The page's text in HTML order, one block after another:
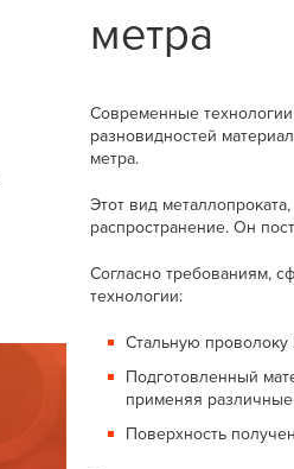
метра
Современные
разновидностей
метра.
Этот вид
распространение. Он
Согласно требованиям,
технологии:
Стальную
Подготовленный
применяя
Поверхность